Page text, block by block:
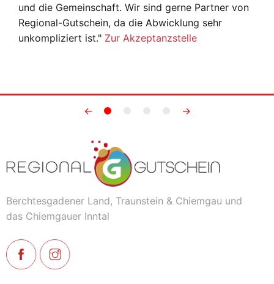
und die Gemeinschaft. Wir sind gerne Partner von
Regional-Gutschein, da die Abwicklung sehr
unkompliziert ist." Zur Akzeptanzstelle
← →
Berchtesgadener Land, Traunstein & Chiemgau und
das Chiemgauer Inntal